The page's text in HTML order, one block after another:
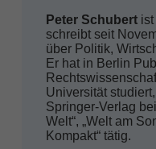
Peter Schubert
schreibt seit
über Politik,
Er hat in Berlin
Universität
Springer-Verlag
Welt“, „Welt am
Kompakt“ tätig.